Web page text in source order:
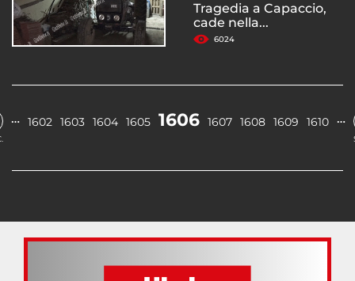
Tragedia a Capaccio,
cade nella...
6024
… 1602 1603 1604 1605 1606 1607 1608 1609 1610 …